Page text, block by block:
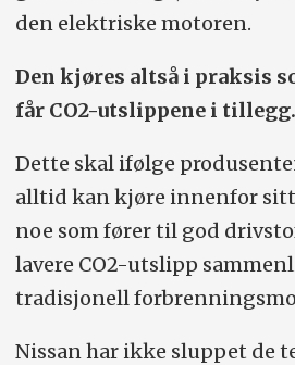
den elektriske motoren.
Den kjøres altså i praksis
får CO2-utslippene i tillegg.
Dette skal ifølge
alltid kan kjøre innenfor
noe som fører til god
lavere CO2-utslipp
tradisjonell
Nissan har ikke sluppet de